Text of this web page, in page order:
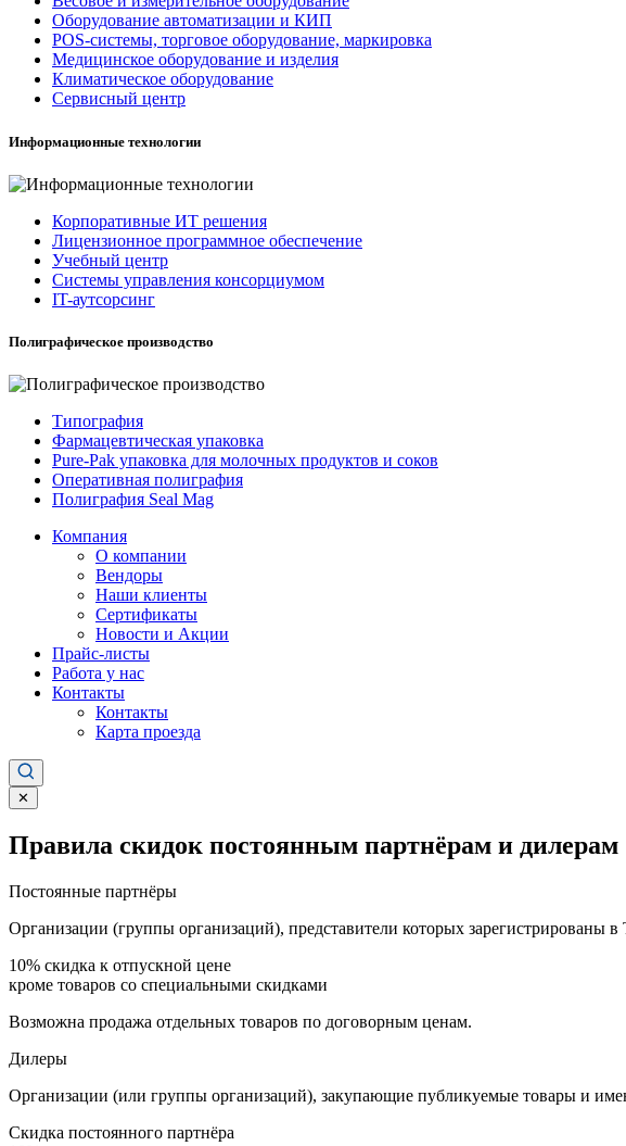
Оборудование автоматизации и КИП
POS-системы, торговое оборудование, маркировка
Медицинское оборудование и изделия
Климатическое оборудование
Сервисный центр
Информационные технологии
Корпоративные ИТ решения
Лицензионное программное обеспечение
Учебный центр
Системы управления консорциумом
IT-аутсорсинг
Полиграфическое производство
Типография
Фармацевтическая упаковка
Pure-Pak упаковка для молочных продуктов и соков
Оперативная полиграфия
Полиграфия Seal Mag
Компания
О компании
Вендоры
Наши клиенты
Сертификаты
Новости и Акции
Прайс-листы
Работа у нас
Контакты
Контакты
Карта проезда
✕
Правила скидок постоянным партнёрам и дилерам
Постоянные партнёры
Организации (группы организаций), представители которых зарегистрированы в
10% скидка к отпускной цене
кроме товаров со специальными скидками
Возможна продажа отдельных товаров по договорным ценам.
Дилеры
Организации (или группы организаций), закупающие публикуемые товары и
Скидка постоянного партнёра